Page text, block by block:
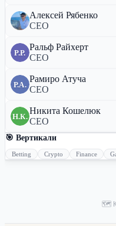
Алексей Рябенко
CEO
Р.Р.
Ральф Райхерт
CEO
Р.А.
Рамиро Атуча
CEO
Н.К.
Никита Кошелюк
CEO
🎯 Вертикали
Betting Crypto Finance
🗺